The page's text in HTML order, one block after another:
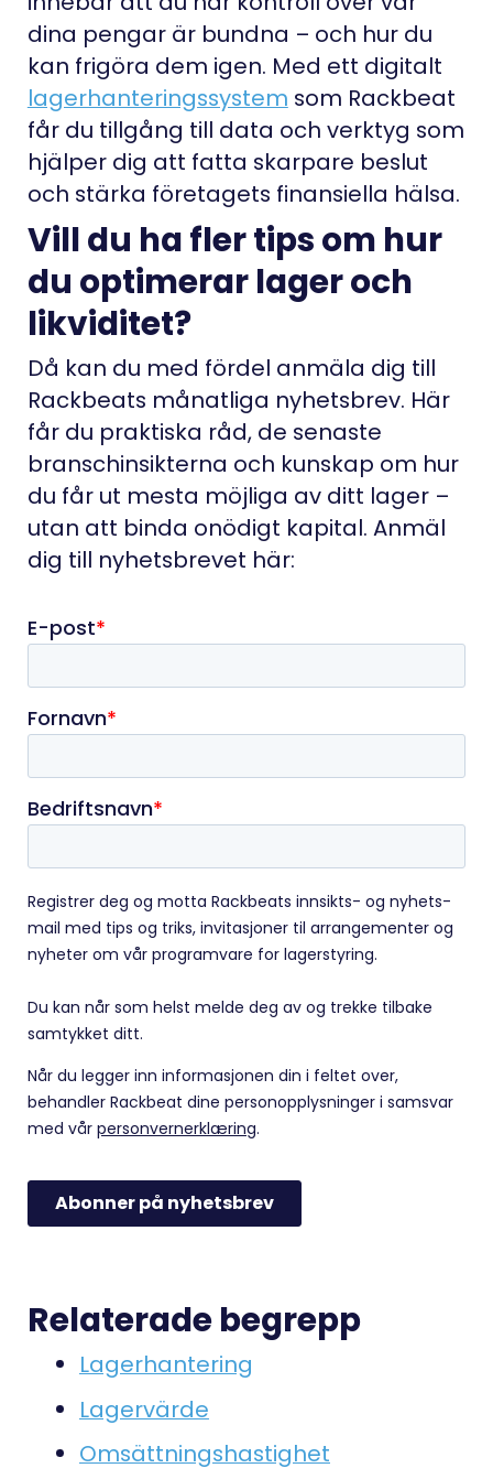
dina pengar är bundna – och hur du
kan frigöra dem igen. Med ett digitalt
lagerhanteringssystem som Rackbeat
får du tillgång till data och verktyg som
hjälper dig att fatta skarpare beslut
och stärka företagets finansiella hälsa.
Vill du ha fler tips om hur
du optimerar lager och
likviditet?
Då kan du med fördel anmäla dig till
Rackbeats månatliga nyhetsbrev. Här
får du praktiska råd, de senaste
branschinsikterna och kunskap om hur
du får ut mesta möjliga av ditt lager –
utan att binda onödigt kapital. Anmäl
dig till nyhetsbrevet här:
Relaterade begrepp
Lagerhantering
Lagervärde
Omsättningshastighet